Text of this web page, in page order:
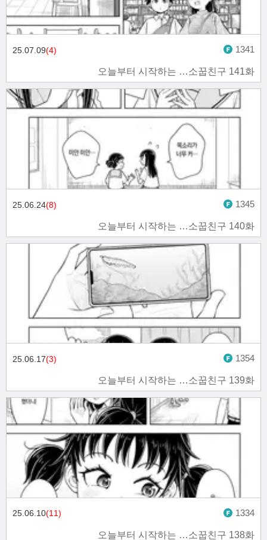
오늘부터 시작하는 …소꿉친구 141화
25.07.09(4) 1341
오늘부터 시작하는 …소꿉친구 140화
25.06.24(8) 1345
오늘부터 시작하는 …소꿉친구 139화
25.06.17(3) 1354
오늘부터 시작하는 …소꿉친구 138화
25.06.10(11) 1334